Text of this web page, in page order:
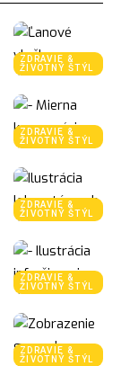
ZDRAVIE &
ŽIVOTNÝ ŠTÝL
ZDRAVIE &
ŽIVOTNÝ ŠTÝL
ZDRAVIE &
ŽIVOTNÝ ŠTÝL
ZDRAVIE &
ŽIVOTNÝ ŠTÝL
ZDRAVIE &
ŽIVOTNÝ ŠTÝL